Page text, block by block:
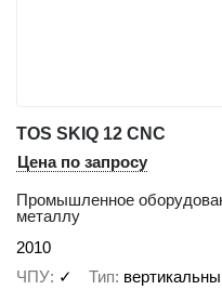
TOS SKIQ 12 CNC
Цена по запросу
Промышленное
металлу
2010
ЧПУ ✓ Тип